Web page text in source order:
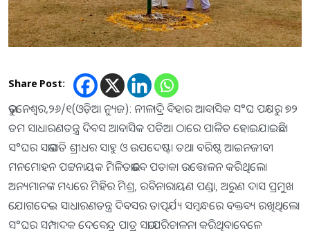
Share Post:
ଭୁବନେଶ୍ୱର,୨୬/୧(ଓଡ଼ିଆ ନ୍ୟୁଜ): ନୀଳାଦ୍ରି ବିହାର ଆବାସିକ ସ°ଘ ପକ୍ଷରୁ ୭୨
ତମ ସାଧାରଣତନ୍ତ୍ର ଦିବସ ଆବାସିକ ପଡିଆ ଠାରେ ପାଳିତ ହୋଇଯାଇଛି।
ସ°ଘର ସଭାପତି ଶ୍ରୀଧର ସାହୁ ଓ ଉପଦେଷ୍ଟା ତଥା ବରିଷ୍ଠ ଆଇନଜୀବୀ
ମନମୋହନ ପଟ୍ଟନାୟକ ମିଳିତଭାବେ ପତାକା ଉତ୍ତୋଳନ କରିଥିଲେ।
ଅନ୍ୟମାନଙ୍କ ମଧ୍ୟରେ ମିହିର ମିଶ୍ର, ରବିନାରାୟଣ ପଣ୍ଡା, ଅରୁଣ ଦାସ ପ୍ରମୁଖ
ଯୋଗଦେଇ ସାଧାରଣତନ୍ତ୍ର ଦିବସର ତାତ୍ପର୍ଯ୍ୟ ସମ୍ବନ୍ଧରେ ବକ୍ତବ୍ୟ ରଖିଥିଲେ।
ସ°ଘର ସମ୍ପାଦକ ଦେବେନ୍ଦ୍ର ପାତ୍ର ସଭା ପରିଚାଳନା କରିଥିବାବେଳେ